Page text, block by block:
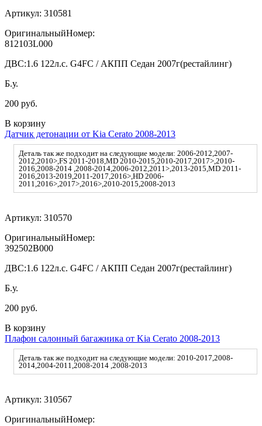
Артикул: 310581
ОригинальныйНомер:
812103L000
ДВС:1.6 122л.с. G4FC / АКПП Седан 2007г(рестайлинг)
Б.у.
200 руб.
В корзину
Датчик детонации от Kia Cerato 2008-2013
Деталь так же подходит на следующие модели: 2006-2012,2007-
2012,2010>,FS 2011-2018,MD 2010-2015,2010-2017,2017>,2010-
2016,2008-2014 ,2008-2014,2006-2012,2011>,2013-2015,MD 2011-
2016,2013-2019,2011-2017,2016>,HD 2006-
2011,2016>,2017>,2016>,2010-2015,2008-2013
Артикул: 310570
ОригинальныйНомер:
392502B000
ДВС:1.6 122л.с. G4FC / АКПП Седан 2007г(рестайлинг)
Б.у.
200 руб.
В корзину
Плафон салонный багажника от Kia Cerato 2008-2013
Деталь так же подходит на следующие модели: 2010-2017,2008-
2014,2004-2011,2008-2014 ,2008-2013
Артикул: 310567
ОригинальныйНомер: